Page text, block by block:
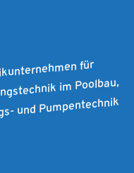
für
im Poolbau,
und Pumpentechnik